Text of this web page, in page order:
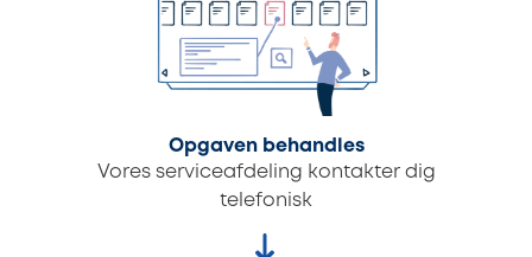
Opgaven behandles
Vores serviceafdeling kontakter dig
telefonisk